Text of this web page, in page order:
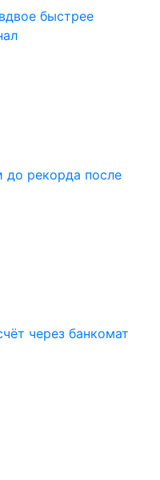
быстрее
до рекорда после
через банкомат